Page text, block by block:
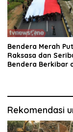
Bendera Merah
Raksasa dan
Bendera Berkibar
Rekomendasi